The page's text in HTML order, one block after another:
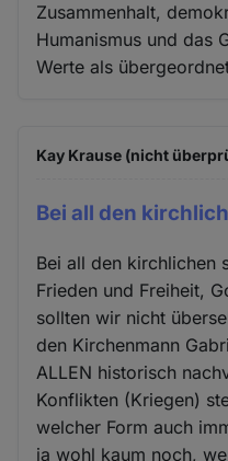
Zusammenhalt,
Humanismus und das
Werte als
Kay Krause (nicht
Bei all den
Bei all den kirchlichen
Frieden und Freiheit,
sollten wir nicht
den Kirchenmann
ALLEN historisch
Konflikten (Kriegen)
welcher Form auch
ja wohl kaum noch,